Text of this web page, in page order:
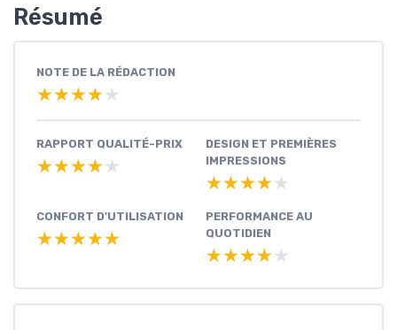
Résumé
NOTE DE LA RÉDACTION
★★★★★
★★★★★
RAPPORT QUALITÉ-PRIX
★★★★★
★★★★★
DESIGN ET PREMIÈRES
IMPRESSIONS
★★★★★
★★★★★
CONFORT D'UTILISATION
★★★★★
★★★★★
PERFORMANCE AU
QUOTIDIEN
★★★★★
★★★★★